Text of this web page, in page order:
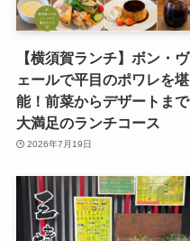
【横須賀ランチ】ボン・ヴ
ェールで平目のポワレを堪
能！前菜からデザートまで
大満足のランチコース
2026年7月19日